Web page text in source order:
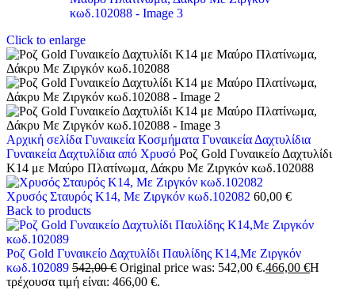
Click to enlarge
Αρχική σελίδα Γυναικεία Κοσμήματα Γυναικεία Δαχτυλίδια
Γυναικεία Δαχτυλίδια από Χρυσό Ροζ Gold Γυναικείο Δαχτυλίδι
Κ14 με Μαύρο Πλατίνωμα, Δάκρυ Με Ζιργκόν κωδ.102088
Χρυσός Σταυρός Κ14, Με Ζιργκόν κωδ.102082 60,00 €
Back to products
Ροζ Gold Γυναικείο Δαχτυλίδι Παυλίδης Κ14,Με Ζιργκόν
κωδ.102089 542,00€ Original price was: 542,00 €.466,00 €Η
τρέχουσα τιμή είναι: 466,00 €.